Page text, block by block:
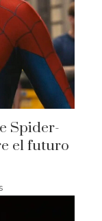
Spider-
el futuro